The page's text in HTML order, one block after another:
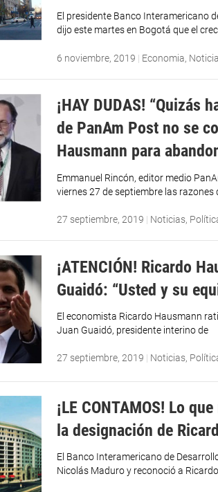
El presidente Banco Interamericano
dijo este martes en Bogotá que el
6 noviembre, 2019 | Economia,
¡HAY DUDAS! “Quizás
de PanAm Post no se
Hausmann para
Emmanuel Rincón, editor medio
viernes 27 de septiembre las razones
27 septiembre, 2019 | Noticias,
¡ATENCIÓN! Ricardo
Guaidó: “Usted y su
El economista Ricardo Hausmann
Juan Guaidó, presidente interino de
27 septiembre, 2019 | Noticias,
¡LE CONTAMOS! Lo
la designación de
El Banco Interamericano de
Nicolás Maduro y reconoció a